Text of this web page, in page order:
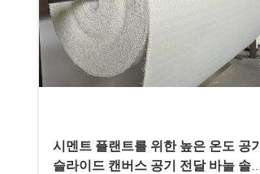
시멘트 플랜트를 위한 높은 온도 공기
슬라이드 캔버스 공기 전달 바늘 솔리